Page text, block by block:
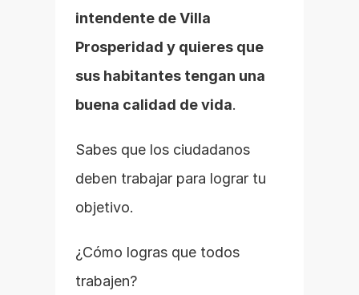
intendente de Villa
Prosperidad y quieres que
sus habitantes tengan una
buena calidad de vida.
Sabes que los ciudadanos
deben trabajar para lograr tu
objetivo.
¿Cómo logras que todos
trabajen?